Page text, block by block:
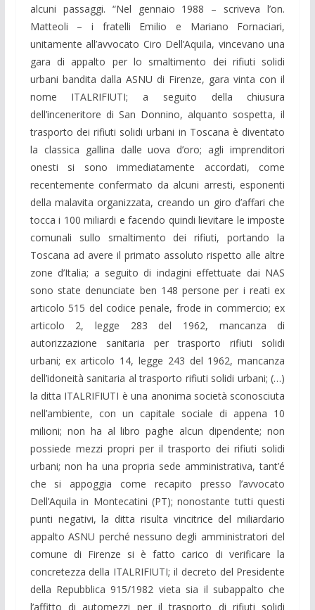
alcuni passaggi. “Nel gennaio 1988 – scriveva l’on.
Matteoli – i fratelli Emilio e Mariano Fornaciari,
unitamente all’avvocato Ciro Dell’Aquila, vincevano una
gara di appalto per lo smaltimento dei rifiuti solidi
urbani bandita dalla ASNU di Firenze, gara vinta con il
nome ITALRIFIUTI; a seguito della chiusura
dell’inceneritore di San Donnino, alquanto sospetta, il
trasporto dei rifiuti solidi urbani in Toscana è diventato
la classica gallina dalle uova d’oro; agli imprenditori
onesti si sono immediatamente accordati, come
recentemente confermato da alcuni arresti, esponenti
della malavita organizzata, creando un giro d’affari che
tocca i 100 miliardi e facendo quindi lievitare le imposte
comunali sullo smaltimento dei rifiuti, portando la
Toscana ad avere il primato assoluto rispetto alle altre
zone d’Italia; a seguito di indagini effettuate dai NAS
sono state denunciate ben 148 persone per i reati ex
articolo 515 del codice penale, frode in commercio; ex
articolo 2, legge 283 del 1962, mancanza di
autorizzazione sanitaria per trasporto rifiuti solidi
urbani; ex articolo 14, legge 243 del 1962, mancanza
dell’idoneità sanitaria al trasporto rifiuti solidi urbani; (…)
la ditta ITALRIFIUTI è una anonima società sconosciuta
nell’ambiente, con un capitale sociale di appena 10
milioni; non ha al libro paghe alcun dipendente; non
possiede mezzi propri per il trasporto dei rifiuti solidi
urbani; non ha una propria sede amministrativa, tant’é
che si appoggia come recapito presso l’avvocato
Dell’Aquila in Montecatini (PT); nonostante tutti questi
punti negativi, la ditta risulta vincitrice del miliardario
appalto ASNU perché nessuno degli amministratori del
comune di Firenze si è fatto carico di verificare la
concretezza della ITALRIFIUTI; il decreto del Presidente
della Repubblica 915/1982 vieta sia il subappalto che
l’affitto di automezzi per il trasporto di rifiuti solidi